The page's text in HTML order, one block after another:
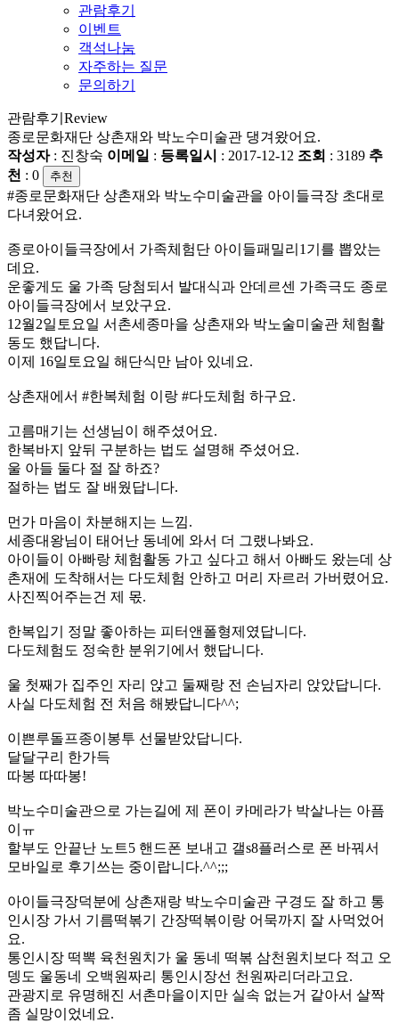
관람후기
이벤트
객석나눔
자주하는 질문
문의하기
관람후기 Review
종로문화재단 상촌재와 박노수미술관 댕겨왔어요.
작성자: 진창숙 이메일 : 등록일시 : 2017-12-12 조회 : 3189 추
천 : 0 추천
#종로문화재단 상촌재와 박노수미술관을 아이들극장 초대로
다녀왔어요.
종로아이들극장에서 가족체험단 아이들패밀리1기를 뽑았는
데요.
운좋게도 울 가족 당첨되서 발대식과 안데르센 가족극도 종로
아이들극장에서 보았구요.
12월2일토요일 서촌세종마을 상촌재와 박노술미술관 체험활
동도 했답니다.
이제 16일토요일 해단식만 남아 있네요.
상촌재에서 #한복체험 이랑 #다도체험 하구요.
고름매기는 선생님이 해주셨어요.
한복바지 앞뒤 구분하는 법도 설명해 주셨어요.
울 아들 둘다 절 잘 하죠?
절하는 법도 잘 배웠답니다.
먼가 마음이 차분해지는 느낌.
세종대왕님이 태어난 동네에 와서 더 그랬나봐요.
아이들이 아빠랑 체험활동 가고 싶다고 해서 아빠도 왔는데 상
촌재에 도착해서는 다도체험 안하고 머리 자르러 가버렸어요.
사진찍어주는건 제 몫.
한복입기 정말 좋아하는 피터앤폴형제였답니다.
다도체험도 정숙한 분위기에서 했답니다.
울 첫째가 집주인 자리 앉고 둘째랑 전 손님자리 앉았답니다.
사실 다도체험 전 처음 해봤답니다^^;
이쁜루돌프종이봉투 선물받았답니다.
달달구리 한가득
따봉 따따봉!
박노수미술관으로 가는길에 제 폰이 카메라가 박살나는 아픔
이ㅠ
할부도 안끝난 노트5 핸드폰 보내고 갤s8플러스로 폰 바꿔서
모바일로 후기쓰는 중이랍니다.^^;;;
아이들극장덕분에 상촌재랑 박노수미술관 구경도 잘 하고 통
인시장 가서 기름떡볶기 간장떡볶이랑 어묵까지 잘 사먹었어
요.
통인시장 떡뽁 육천원치가 울 동네 떡볶 삼천원치보다 적고 오
뎅도 울동네 오백원짜리 통인시장선 천원짜리더라고요.
관광지로 유명해진 서촌마을이지만 실속 없는거 같아서 살짝
좀 실망이었네요.